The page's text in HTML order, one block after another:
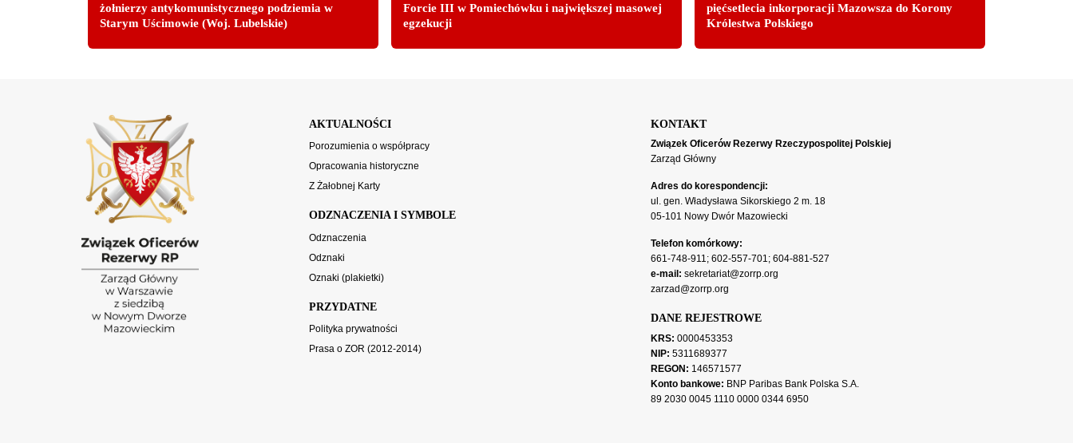
żołnierzy antykomunistycznego podziemia w
Starym Uścimowie (Woj. Lubelskie)
Forcie III w Pomiechówku i największej masowej
egzekucji
pięćsetlecia inkorporacji Mazowsza do Korony
Królestwa Polskiego
AKTUALNOŚCI
Porozumienia o współpracy
Opracowania historyczne
Z Żałobnej Karty
ODZNACZENIA I SYMBOLE
Odznaczenia
Odznaki
Oznaki (plakietki)
PRZYDATNE
Polityka prywatności
Prasa o ZOR (2012-2014)
KONTAKT
Związek Oficerów Rezerwy Rzeczypospolitej Polskiej
Zarząd Główny
Adres do korespondencji:
ul. gen. Władysława Sikorskiego 2 m. 18
05-101 Nowy Dwór Mazowiecki
Telefon komórkowy:
661-748-911; 602-557-701; 604-881-527
e-mail: sekretariat@zorrp.org
zarzad@zorrp.org
DANE REJESTROWE
KRS: 0000453353
NIP: 5311689377
REGON: 146571577
Konto bankowe: BNP Paribas Bank Polska S.A.
89 2030 0045 1110 0000 0344 6950